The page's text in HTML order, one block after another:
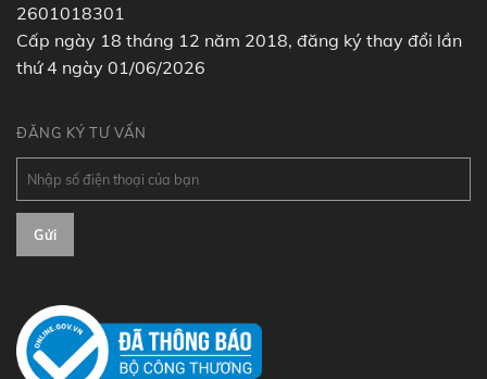
2601018301
Cấp ngày 18 tháng 12 năm 2018, đăng ký thay đổi lần
thứ 4 ngày 01/06/2026
ĐĂNG KÝ TƯ VẤN